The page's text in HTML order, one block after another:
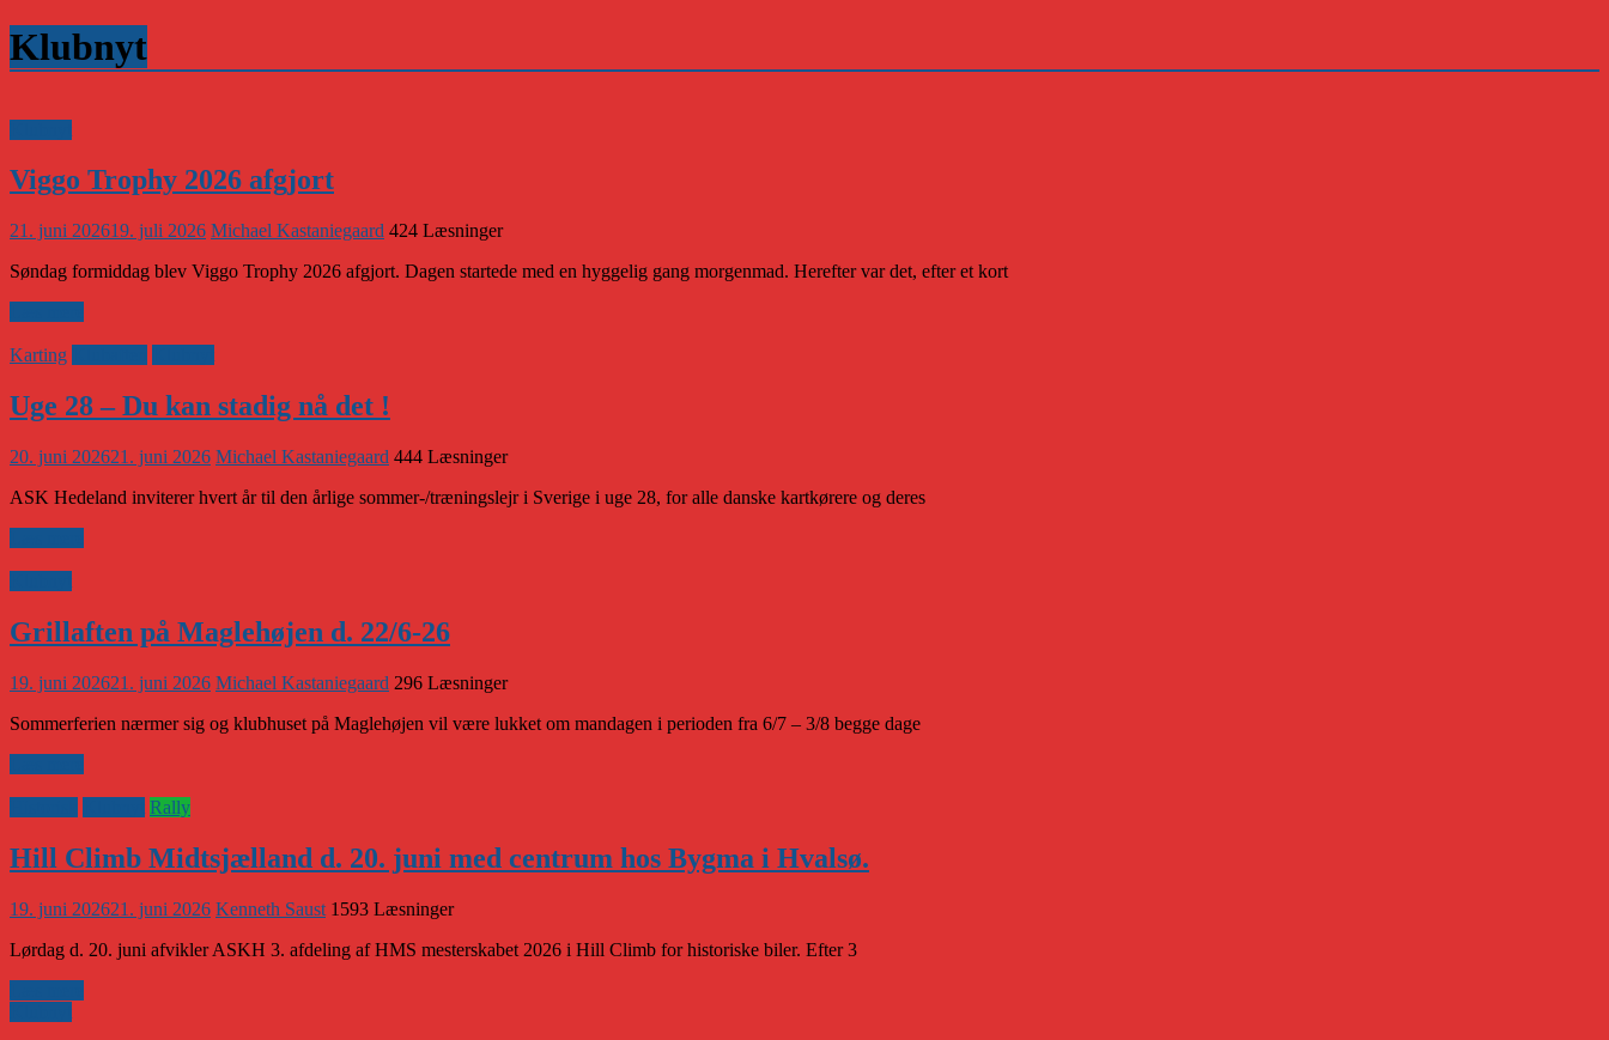
Klubnyt
Viggo Trophy 2026 afgjort
21. juni 202619. juli 2026 Michael Kastaniegaard 424 Læsninger
Søndag formiddag blev Viggo Trophy 2026 afgjort. Dagen startede med en hyggelig gang morgenmad. Herefter var det, efter et kort
Karting
Uge 28 – Du kan stadig nå det !
20. juni 202621. juni 2026 Michael Kastaniegaard 444 Læsninger
ASK Hedeland inviterer hvert år til den årlige sommer-/træningslejr i Sverige i uge 28, for alle danske kartkørere og deres
Grillaften på Maglehøjen d. 22/6-26
19. juni 202621. juni 2026 Michael Kastaniegaard 296 Læsninger
Sommerferien nærmer sig og klubhuset på Maglehøjen vil være lukket om mandagen i perioden fra 6/7 – 3/8 begge dage
Rally
Hill Climb Midtsjælland d. 20. juni med centrum hos Bygma i Hvalsø.
19. juni 202621. juni 2026 Kenneth Saust 1593 Læsninger
Lørdag d. 20. juni afvikler ASKH 3. afdeling af HMS mesterskabet 2026 i Hill Climb for historiske biler. Efter 3